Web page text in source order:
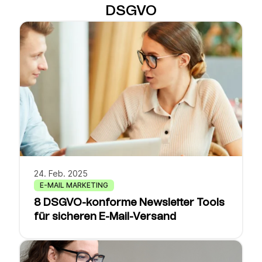
DSGVO
24. Feb. 2025
E-MAIL MARKETING
8 DSGVO-konforme Newsletter Tools
für sicheren E-Mail-Versand